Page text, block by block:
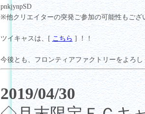
pnkjynpSD
※他クリエイターの突発ご参加の可能性もござ
ツイキャスは、[こちら ] ！！
今後とも、フロンティアファクトリーをよろ
2019/04/30